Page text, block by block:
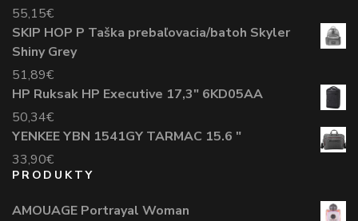
55,15€
SKIP HOP P Taška prebaľovacia/batoh Skyler
Shiny Grey
51,89€
HP Ruksak HP Executive 17,3" 6KD05AA
50,34€
YENKEE YBN 1541GY TARMAC 15.6 "
33,90€
PRODUKTY
AMOUAGE Portrayal Woman